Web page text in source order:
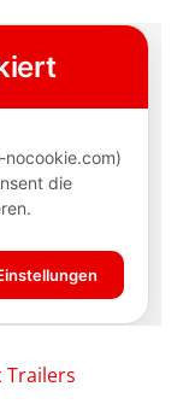
Trailers